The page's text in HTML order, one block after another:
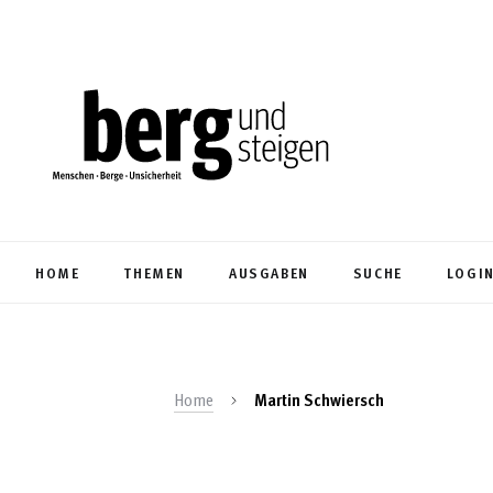
HOME THEMEN AUSGABEN SUCHE
Home Martin Schwiersch